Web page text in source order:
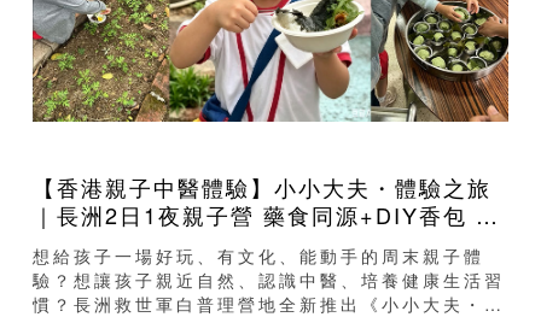
【香港親子中醫體驗】小小大夫・體驗之旅
｜長洲2日1夜親子營 藥食同源+DIY香包 寓
教於樂啟蒙中醫
想給孩子一場好玩、有文化、能動手的周末親子體
驗？想讓孩子親近自然、認識中醫、培養健康生活習
慣？長洲救世軍白普理營地全新推出《小小大夫・體